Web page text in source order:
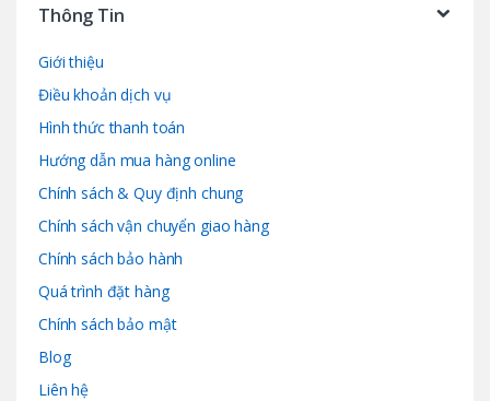
Thông Tin
Giới thiệu
Điều khoản dịch vụ
Hình thức thanh toán
Hướng dẫn mua hàng online
Chính sách & Quy định chung
Chính sách vận chuyển giao hàng
Chính sách bảo hành
Quá trình đặt hàng
Chính sách bảo mật
Blog
Liên hệ